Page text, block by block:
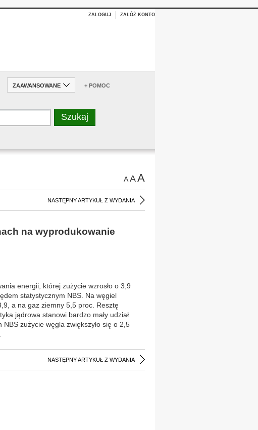
ZALOGUJ ZAŁÓŻ KONTO
ZAAWANSOWANE + POMOC
AAA
NASTĘPNY ARTYKUŁ Z WYDANIA
na wyprodukowanie
energii, której zużycie wzrosło o 3,9
statystycznym NBS. Na węgiel
a na gaz ziemny 5,5 proc. Resztę
jądrowa stanowi bardzo mały udział
zużycie węgla zwiększyło się o 2,5
NASTĘPNY ARTYKUŁ Z WYDANIA